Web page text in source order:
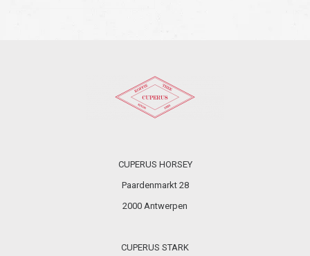
CUPERUS HORSEY
Paardenmarkt 28
2000 Antwerpen
CUPERUS STARK